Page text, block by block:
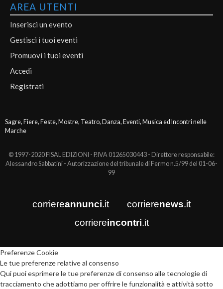
AREA UTENTI
Inserisci un evento
Gestisci i tuoi eventi
Promuovi i tuoi eventi
Accedi
Registrati
Sagre, Fiere, Feste, Mostre, Teatro, Danza, Eventi, Musica ed Incontri nelle
Marche
© 1997-2020 FISAL EDIZIONI - P.IVA 01265030443 - Direttore responsabile:
Alessandro Sabbatini - Autorizzazione del tribunale di Fermo n.5/99 del 01-06-
99
corriereannunci.it corrierenews.it
corriereincontri.it
Preferenze Cookie
Le tue preferenze relative al consenso
Qui puoi esprimere le tue preferenze di consenso alle tecnologie di
tracciamento che adottiamo per offrire le funzionalità e attività sotto